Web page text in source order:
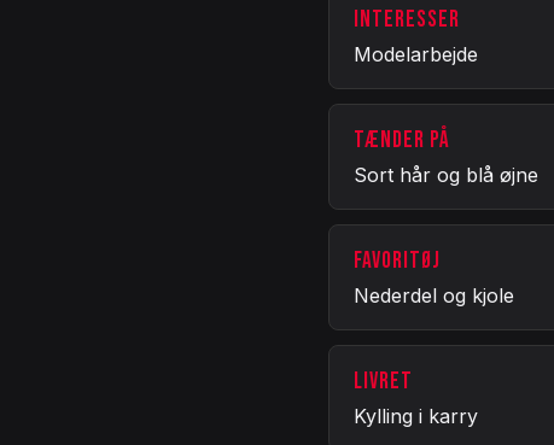
INTERESSER
Modelarbejde
TÆNDER PÅ
Sort hår og blå øjne
FAVORITØJ
Nederdel og kjole
LIVRET
Kylling i karry